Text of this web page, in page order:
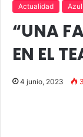
Actualidad Azul
“UNA
EN EL
4 junio, 2023